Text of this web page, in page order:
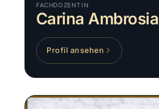
FACHDOZENTIN
Carina Ambrosia
Profil ansehen